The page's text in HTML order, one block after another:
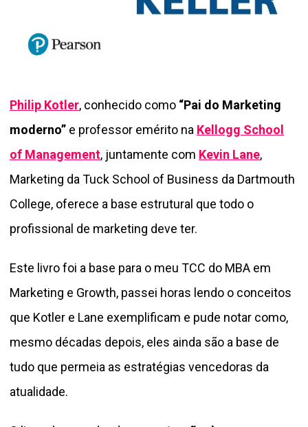
Philip Kotler, conhecido como “Pai do Marketing
moderno” e professor emérito na Kellogg School
of Management, juntamente com Kevin Lane,
Marketing da Tuck School of Business da Dartmouth
College, oferece a base estrutural que todo o
profissional de marketing deve ter.
Este livro foi a base para o meu TCC do MBA em
Marketing e Growth, passei horas lendo o conceitos
que Kotler e Lane exemplificam e pude notar como,
mesmo décadas depois, eles ainda são a base de
tudo que permeia as estratégias vencedoras da
atualidade.